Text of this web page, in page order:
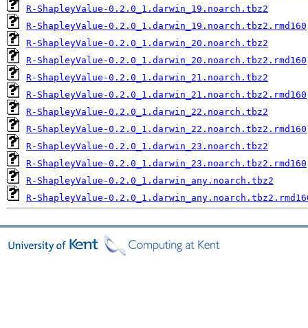
R-ShapleyValue-0.2.0_1.darwin_19.noarch.tbz2
R-ShapleyValue-0.2.0_1.darwin_19.noarch.tbz2.rmd160
R-ShapleyValue-0.2.0_1.darwin_20.noarch.tbz2
R-ShapleyValue-0.2.0_1.darwin_20.noarch.tbz2.rmd160
R-ShapleyValue-0.2.0_1.darwin_21.noarch.tbz2
R-ShapleyValue-0.2.0_1.darwin_21.noarch.tbz2.rmd160
R-ShapleyValue-0.2.0_1.darwin_22.noarch.tbz2
R-ShapleyValue-0.2.0_1.darwin_22.noarch.tbz2.rmd160
R-ShapleyValue-0.2.0_1.darwin_23.noarch.tbz2
R-ShapleyValue-0.2.0_1.darwin_23.noarch.tbz2.rmd160
R-ShapleyValue-0.2.0_1.darwin_any.noarch.tbz2
R-ShapleyValue-